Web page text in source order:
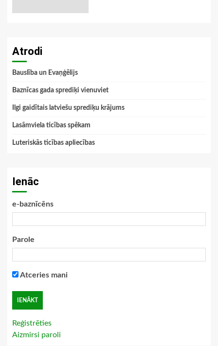
Atrodi
Bauslība un Evaņģēlijs
Baznīcas gada sprediķi vienuviet
Ilgi gaidītais latviešu sprediķu krājums
Lasāmviela ticības spēkam
Luteriskās ticības apliecības
Ienāc
e-baznīcēns
Parole
Atceries mani
Reģistrēties
Aizmirsi paroli